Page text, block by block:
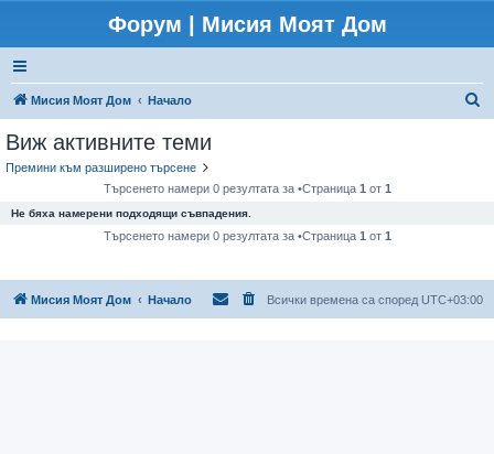
Форум | Мисия Моят Дом
Мисия Моят Дом Начало
Виж активните теми
Премини към разширено търсене
Търсенето намери 0 резултата за •Страница 1 от 1
Не бяха намерени подходящи съвпадения.
Търсенето намери 0 резултата за •Страница 1 от 1
Мисия Моят Дом Начало Всички времена са според UTC+03:00